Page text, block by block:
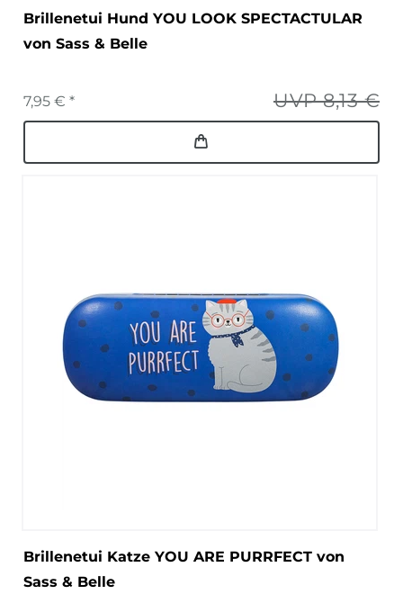
Brillenetui Hund YOU LOOK SPECTACTULAR
von Sass & Belle
UVP 8,13 €
7,95 € *
Brillenetui Katze YOU ARE PURRFECT von
Sass & Belle